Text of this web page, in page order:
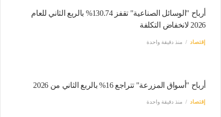
أرباح "الوسائل الصناعية" تقفز 130.74% بالربع الثاني للعام
2026 لانخفاض التكلفة
إقتصاد منذ دقيقة واحدة
أرباح "أسواق المزرعة" تتراجع 16% بالربع الثاني من 2026
إقتصاد منذ دقيقة واحدة